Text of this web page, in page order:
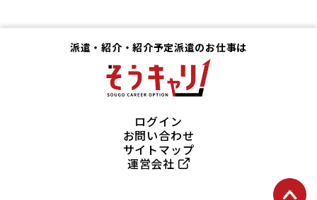
派遣・紹介・紹介予定派遣のお仕事は
ログイン
お問い合わせ
サイトマップ
運営会社